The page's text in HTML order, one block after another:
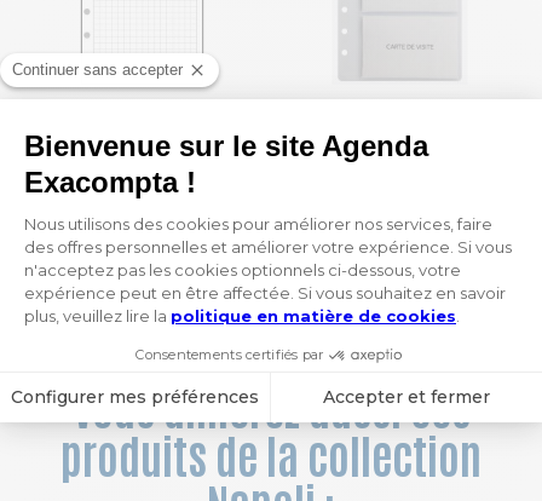
Recharge Exatime 17 - Quadrillé 5x5
5,45 € 5,60 €
1 / 15
Vous aimerez aussi ces
produits de la collection